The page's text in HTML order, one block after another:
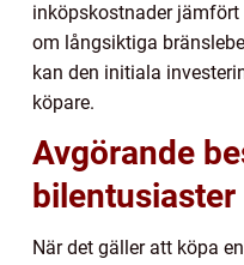
inköpskostnader jämfört
om långsiktiga
kan den initiala
köpare.
Avgörande
bilentusiaster
När det gäller att köpa